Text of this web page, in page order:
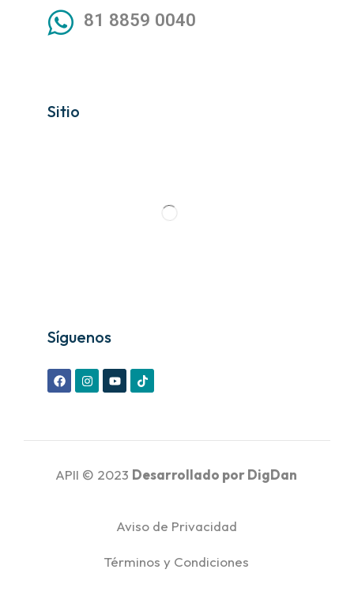
81 8859 0040
Sitio
Síguenos
APII © 2023 Desarrollado porDigDan
Aviso de Privacidad
Términos y Condiciones